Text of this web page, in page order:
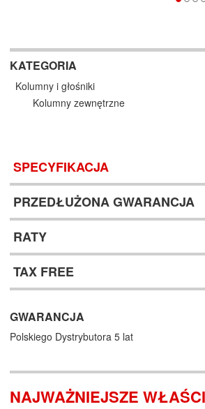
KATEGORIA
Kolumny i głośniki
Kolumny zewnętrzne
SPECYFIKACJA
PRZEDŁUŻONA GWARANCJA
RATY
TAX FREE
GWARANCJA
Polskiego Dystrybutora 5 lat
NAJWAŻNIEJSZE